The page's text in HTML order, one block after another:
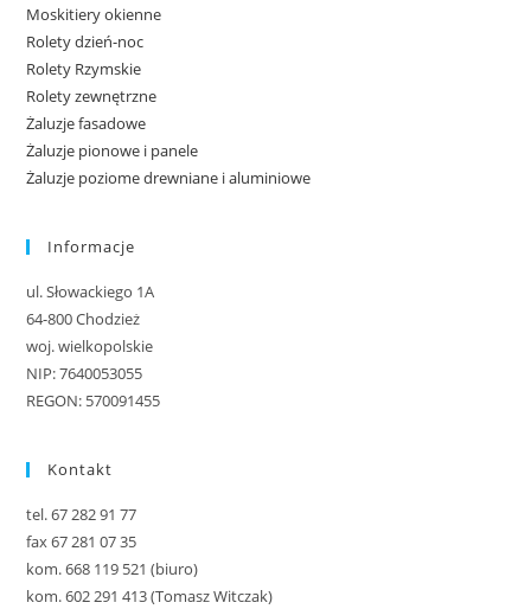
Moskitiery okienne
Rolety dzień-noc
Rolety Rzymskie
Rolety zewnętrzne
Żaluzje fasadowe
Żaluzje pionowe i panele
Żaluzje poziome drewniane i aluminiowe
Informacje
ul. Słowackiego 1A
64-800 Chodzież
woj. wielkopolskie
NIP: 7640053055
REGON: 570091455
Kontakt
tel. 67 282 91 77
fax 67 281 07 35
kom. 668 119 521 (biuro)
kom. 602 291 413 (Tomasz Witczak)